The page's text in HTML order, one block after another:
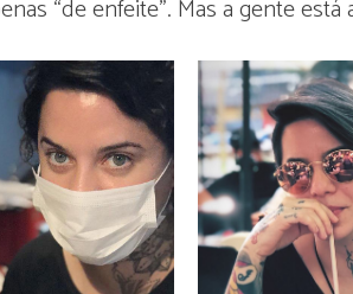
“de enfeite”. Mas a gente